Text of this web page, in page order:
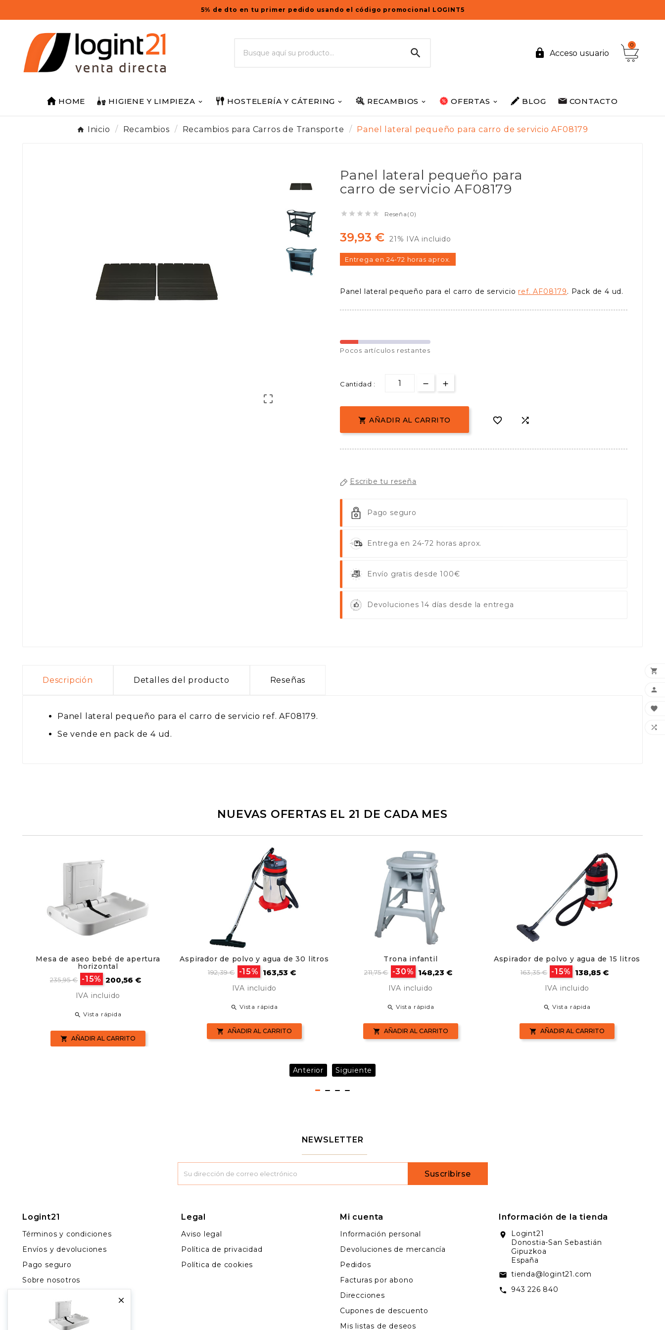

5% de dto en tu primer pedido usando el código promocional LOGINT5
  Acceso usuario
0
HOME HIGIENE Y LIMPIEZA HOSTELERÍA Y CÁTERING RECAMBIOS OFERTAS BLOG CONTACTO
Inicio Recambios Recambios para Carros de Transporte Panel lateral pequeño para carro de servicio AF08179

Panel lateral pequeño para
carro de servicio AF08179
     Reseña(0)
39,93 € 21% IVA incluido
Entrega en 24-72 horas aprox.
Panel lateral pequeño para el carro de servicio ref. AF08179. Pack de 4 ud.
Pocos artículos restantes
Cantidad :
 AÑADIR AL CARRITO  
Escribe tu reseña
Pago seguro
Entrega en 24-72 horas aprox.
Envío gratis desde 100€
Devoluciones 14 días desde la entrega
Descripción Detalles del producto Reseñas
Panel lateral pequeño para el carro de servicio ref. AF08179.
Se vende en pack de 4 ud.
NUEVAS OFERTAS EL 21 DE CADA MES
Mesa de aseo bebé de apertura
horizontal
Precio
235,95 € -15% Precio
200,56 €
IVA incluido
 Vista rápida
 AÑADIR AL CARRITO
Aspirador de polvo y agua de 30 litros
Precio
192,39 € -15% Precio
163,53 €
IVA incluido
 Vista rápida
 AÑADIR AL CARRITO
Trona infantil
Precio
211,75 € -30% Precio
148,23 €
IVA incluido
 Vista rápida
 AÑADIR AL CARRITO
Aspirador de polvo y agua de 15 litros
Precio
163,35 € -15% Precio
138,85 €
IVA incluido
 Vista rápida
 AÑADIR AL CARRITO
Anterior Siguiente
NEWSLETTER
Suscribirse
Logint21
Términos y condiciones
Envíos y devoluciones
Pago seguro
Sobre nosotros
Más vendidos
Legal
Aviso legal
Política de privacidad
Política de cookies
Mi cuenta
Información personal
Devoluciones de mercancía
Pedidos
Facturas por abono
Direcciones
Cupones de descuento
Mis listas de deseos
Información de la tienda
location_on
Logint21
Donostia-San Sebastián
Gipuzkoa
España
email tienda@logint21.com
call 943 226 840



